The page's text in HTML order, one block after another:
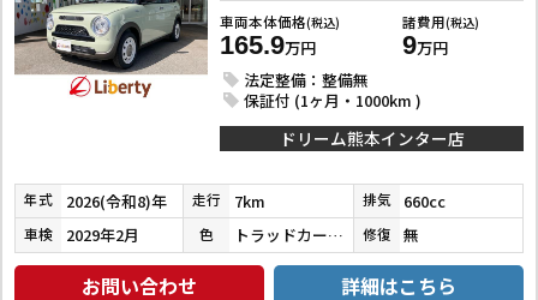
車両本体価格(税込)
165.9万円
諸費用(税込)
9万円
法定整備：整備無
保証付 (1ヶ月・1000km )
ドリーム熊本インター店
年式 2026(令和8)年 走行 7km 排気 660cc
車検 2029年2月 色 トラッドカーキメタリック／アーバンブラウンパールメタリック 修復 無
お問い合わせ 詳細はこちら